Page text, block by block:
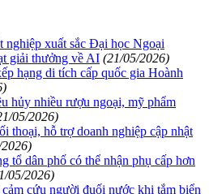
nghiệp xuất sắc Đại học Ngoại
giải thưởng về AI (21/05/2026)
hạng di tích cấp quốc gia Hoành
hủy nhiều rượu ngoại, mỹ phẩm
05/2026)
thoại, hỗ trợ doanh nghiệp cập nhật
tổ dân phố có thể nhận phụ cấp hơn
05/2026)
cứu người đuối nước khi tắm biển